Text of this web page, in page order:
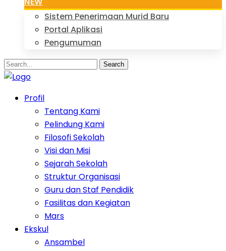
Sistem Penerimaan Murid Baru
Portal Aplikasi
Pengumuman
Search
Profil
Tentang Kami
Pelindung Kami
Filosofi Sekolah
Visi dan Misi
Sejarah Sekolah
Struktur Organisasi
Guru dan Staf Pendidik
Fasilitas dan Kegiatan
Mars
Ekskul
Ansambel